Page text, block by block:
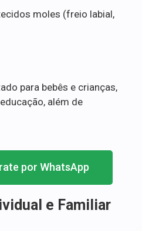
moles (freio labial,
para bebês e crianças,
além de
por WhatsApp
e Familiar